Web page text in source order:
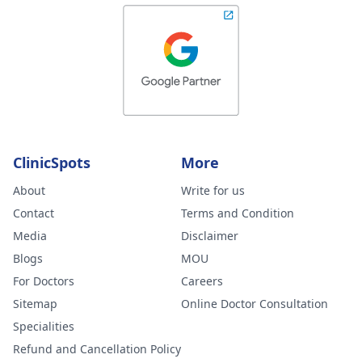
ClinicSpots
About
Contact
Media
Blogs
For Doctors
Sitemap
Specialities
Refund and Cancellation Policy
More
Write for us
Terms and Condition
Disclaimer
MOU
Careers
Online Doctor Consultation